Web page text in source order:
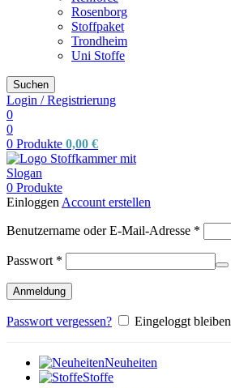
Rosenborg
Stoffpaket
Trondheim
Uni Stoffe
Suchen
Login / Registrierung
0
0
0 Produkte 0,00 €
0 Produkte
Einloggen Account erstellen
Benutzername oder E-Mail-Adresse *
Passwort *
Anmeldung
Passwort vergessen? Eingeloggt bleiben
Neuheiten
Stoffe